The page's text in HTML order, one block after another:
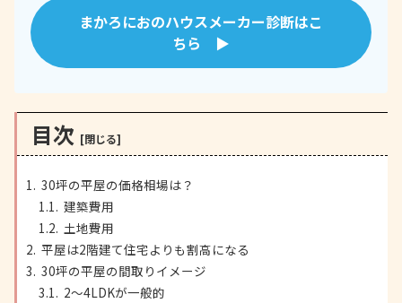
まかろにおのハウスメーカー診断はこ
ちら ▶
目次
30坪の平屋の価格相場は？
建築費用
土地費用
平屋は2階建て住宅よりも割高になる
30坪の平屋の間取りイメージ
2〜4LDKが一般的